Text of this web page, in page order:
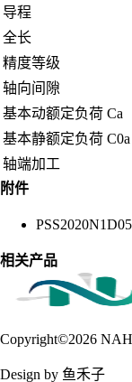
导程
全长
精度等级
轴向间隙
基本动额定负荷 Ca
基本静额定负荷 C0a
轴端加工
附件
相关产品
Copyright©2026
Design by 鱼禾子